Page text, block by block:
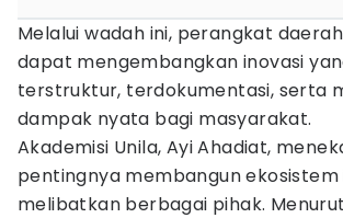
Melalui wadah ini, perangkat
dapat mengembangkan inovasi
terstruktur, terdokumentasi, serta
dampak nyata bagi masyarakat.
Akademisi Unila, Ayi Ahadiat,
pentingnya membangun ekosistem
melibatkan berbagai pihak.